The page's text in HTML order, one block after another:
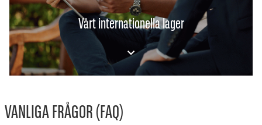
Vårt internationella lager
VANLIGA FRÅGOR (FAQ)